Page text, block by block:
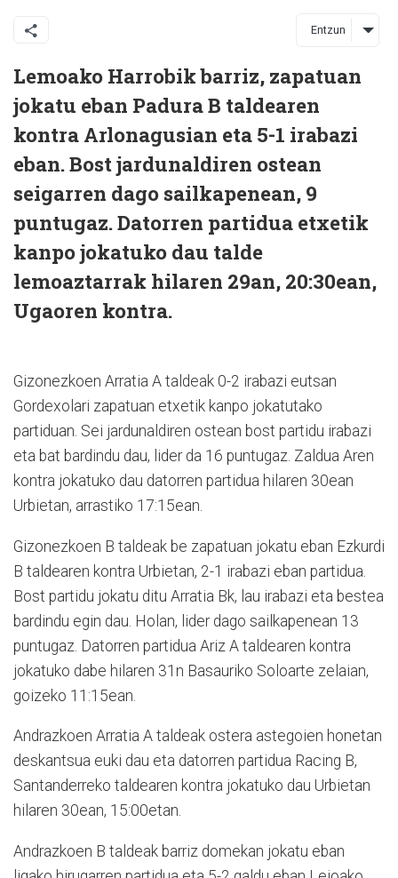
Entzun
Lemoako Harrobik barriz, zapatuan
jokatu eban Padura B taldearen
kontra Arlonagusian eta 5-1 irabazi
eban. Bost jardunaldiren ostean
seigarren dago sailkapenean, 9
puntugaz. Datorren partidua etxetik
kanpo jokatuko dau talde
lemoaztarrak hilaren 29an, 20:30ean,
Ugaoren kontra.
Gizonezkoen Arratia A taldeak 0-2 irabazi eutsan
Gordexolari zapatuan etxetik kanpo jokatutako
partiduan. Sei jardunaldiren ostean bost partidu irabazi
eta bat bardindu dau, lider da 16 puntugaz. Zaldua Aren
kontra jokatuko dau datorren partidua hilaren 30ean
Urbietan, arrastiko 17:15ean.
Gizonezkoen B taldeak be zapatuan jokatu eban Ezkurdi
B taldearen kontra Urbietan, 2-1 irabazi eban partidua.
Bost partidu jokatu ditu Arratia Bk, lau irabazi eta bestea
bardindu egin dau. Holan, lider dago sailkapenean 13
puntugaz. Datorren partidua Ariz A taldearen kontra
jokatuko dabe hilaren 31n Basauriko Soloarte zelaian,
goizeko 11:15ean.
Andrazkoen Arratia A taldeak ostera astegoien honetan
deskantsua euki dau eta datorren partidua Racing B,
Santanderreko taldearen kontra jokatuko dau Urbietan
hilaren 30ean, 15:00etan.
Andrazkoen B taldeak barriz domekan jokatu eban